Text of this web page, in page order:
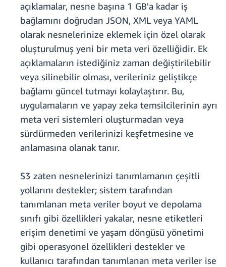
açıklamalar, nesne başına 1 GB'a kadar iş
bağlamını doğrudan JSON, XML veya YAML
olarak nesnelerinize eklemek için özel olarak
oluşturulmuş yeni bir meta veri özelliğidir. Ek
açıklamaların istediğiniz zaman değiştirilebilir
veya silinebilir olması, verileriniz geliştikçe
bağlamı güncel tutmayı kolaylaştırır. Bu,
uygulamaların ve yapay zeka temsilcilerinin ayrı
meta veri sistemleri oluşturmadan veya
sürdürmeden verilerinizi keşfetmesine ve
anlamasına olanak tanır.
S3 zaten nesnelerinizi tanımlamanın çeşitli
yollarını destekler; sistem tarafından
tanımlanan meta veriler boyut ve depolama
sınıfı gibi özellikleri yakalar, nesne etiketleri
erişim denetimi ve yaşam döngüsü yönetimi
gibi operasyonel özellikleri destekler ve
kullanıcı tarafından tanımlanan meta veriler ise